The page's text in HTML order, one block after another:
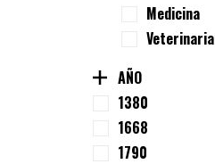
Medicina
Veterinaria
AÑO
1380
1668
1790